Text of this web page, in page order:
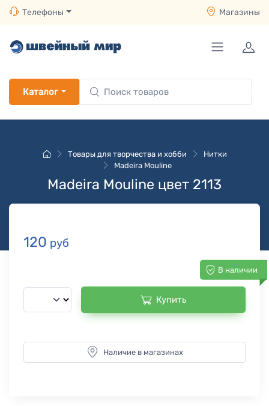
Телефоны Магазины
Каталог
Товары для творчества и хобби
Нитки
Madeira Mouline
Madeira Mouline цвет 2113
120 руб
В наличии
Купить
Наличие в магазинах